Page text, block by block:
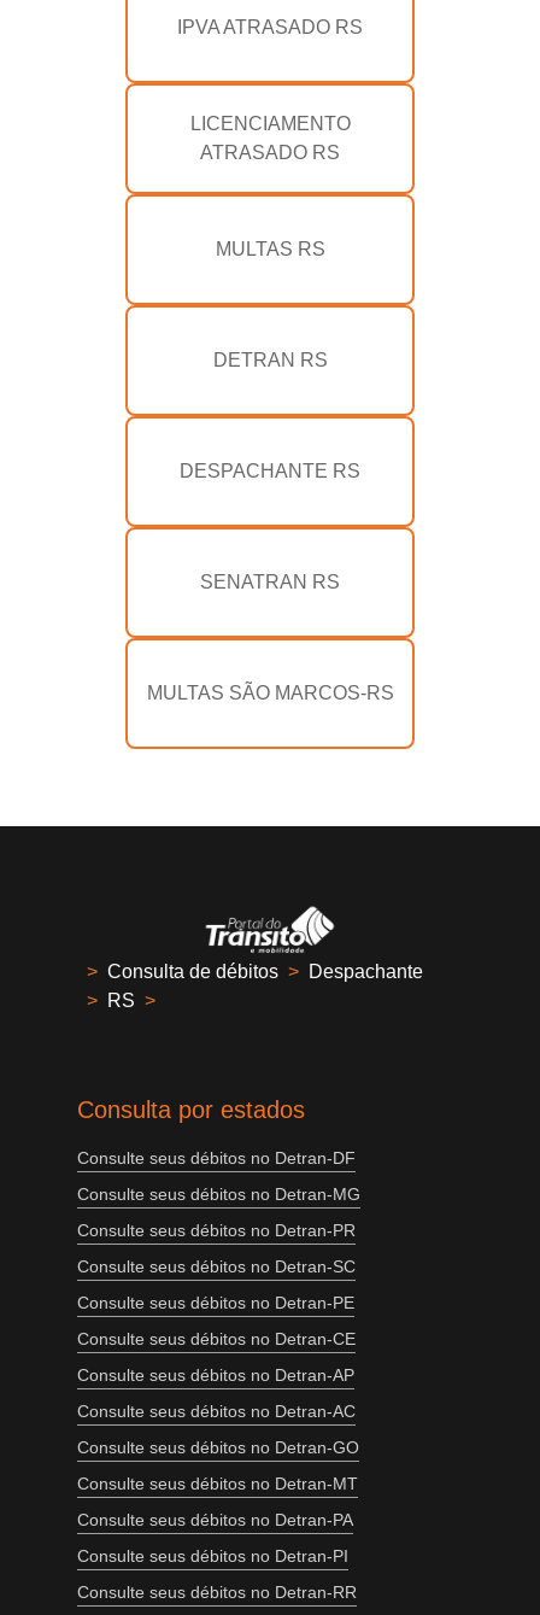
IPVA ATRASADO RS
LICENCIAMENTO
ATRASADO RS
MULTAS RS
DETRAN RS
DESPACHANTE RS
SENATRAN RS
MULTAS SÃO MARCOS-RS
> Consulta de débitos > Despachante
> RS >
Consulta por estados
Consulte seus débitos no Detran-DF
Consulte seus débitos no Detran-MG
Consulte seus débitos no Detran-PR
Consulte seus débitos no Detran-SC
Consulte seus débitos no Detran-PE
Consulte seus débitos no Detran-CE
Consulte seus débitos no Detran-AP
Consulte seus débitos no Detran-AC
Consulte seus débitos no Detran-GO
Consulte seus débitos no Detran-MT
Consulte seus débitos no Detran-PA
Consulte seus débitos no Detran-PI
Consulte seus débitos no Detran-RR